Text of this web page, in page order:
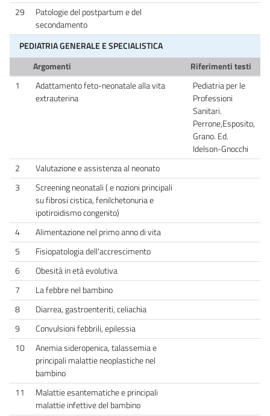
29
Patologie del postpartum e del
secondamento
PEDIATRIA GENERALE E SPECIALISTICA
Argomenti
Riferimenti testi
1
Adattamento feto-neonatale alla vita
extrauterina
Pediatria per le
Professioni
Sanitari.
Perrone,Esposito,
Grano. Ed.
Idelson-Gnocchi
2
Valutazione e assistenza al neonato
3
Screening neonatali ( e nozioni principali
su fibrosi cistica, fenilchetonuria e
ipotiroidismo congenito)
4
Alimentazione nel primo anno di vita
5
Fisiopatologia dell'accrescimento
6
Obesità in età evolutiva
7
La febbre nel bambino
8
Diarrea, gastroenteriti, celiachia
9
Convulsioni febbrili, epilessia
10
Anemia sideropenica, talassemia e
principali malattie neoplastiche nel
bambino
11
Malattie esantematiche e principali
malattie infettive del bambino